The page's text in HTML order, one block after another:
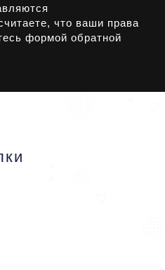
что ваши права
формой обратной